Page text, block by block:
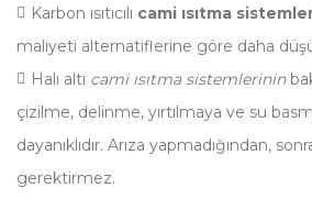
Karbon ısıtıcılı cami ısıtma
maliyeti alternatiflerine göre daha
Halı altı cami ısıtma sistemlerinin
çizilme, delinme, yırtılmaya ve su
dayanıklıdır. Arıza yapmadığından,
gerektirmez.